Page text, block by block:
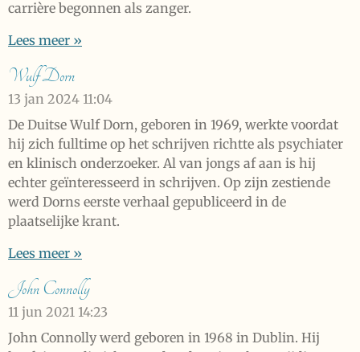
carrière begonnen als zanger.
Lees meer »
Wulf Dorn
13 jan 2024 11:04
De Duitse Wulf Dorn, geboren in 1969, werkte voordat
hij zich fulltime op het schrijven richtte als psychiater
en klinisch onderzoeker. Al van jongs af aan is hij
echter geïnteresseerd in schrijven. Op zijn zestiende
werd Dorns eerste verhaal gepubliceerd in de
plaatselijke krant.
Lees meer »
John Connolly
11 jun 2021 14:23
John Connolly werd geboren in 1968 in Dublin. Hij